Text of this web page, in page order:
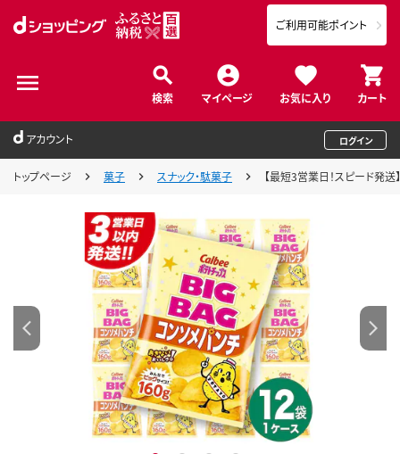
検索 マイページ お気に入り カート
ご利用可能ポイント
アカウント ログイン
トップページ 菓子 スナック・駄菓子 【最短3営業日！スピード発